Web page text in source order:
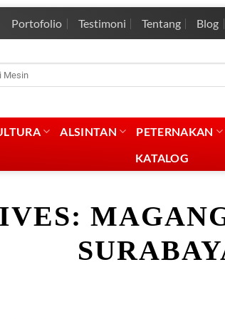
Portofolio Testimoni Tentang Blog
ALSINTAN PETERNAKAN
KATALOG